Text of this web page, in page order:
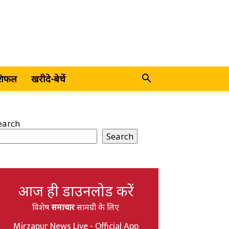
खरीदे-बेचें
Search
आज ही डाउनलोड करें
विशेषसमाचारसामग्री के लिए